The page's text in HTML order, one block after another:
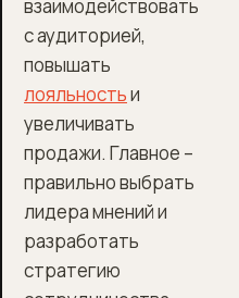
взаимодействовать
с аудиторией,
повышать
лояльностьи
увеличивать
продажи. Главное –
правильно выбрать
лидера мнений и
разработать
стратегию